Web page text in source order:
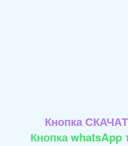
Кнопка
Кнопка whatsApp